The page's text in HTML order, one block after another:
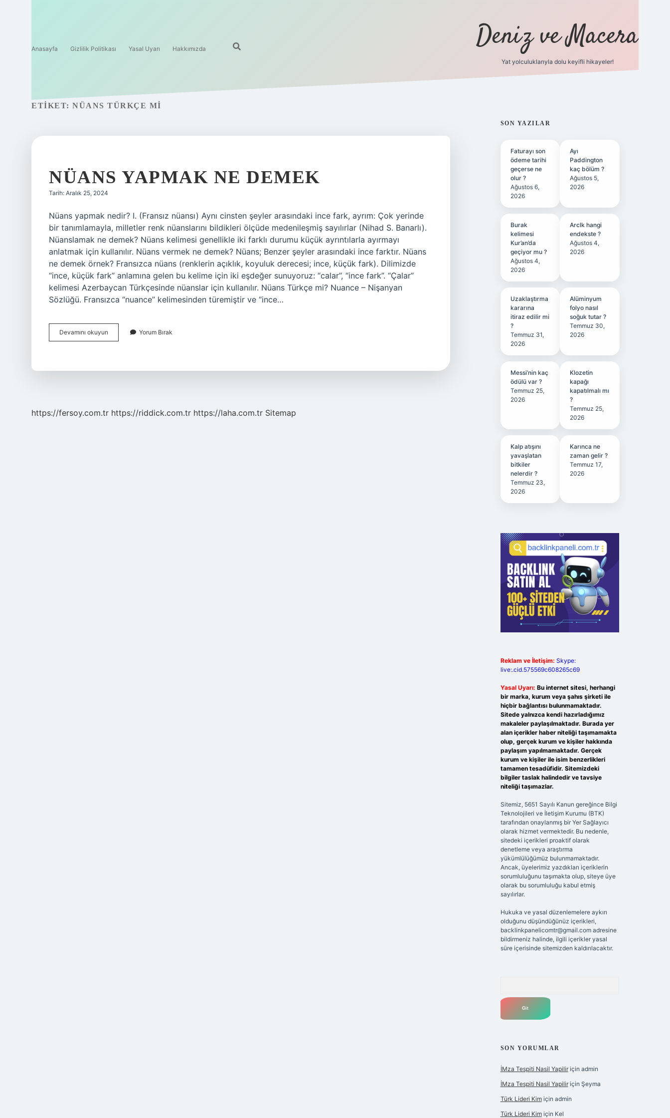
Anasayfa Gizlilik Politikası Yasal Uyarı Hakkımızda Deniz ve Macera
Yat yolculuklarıyla dolu keyifli hikayeler!
ETIKET: NÜANS TÜRKÇE MI
NÜANS YAPMAK NE DEMEK
Tarih: Aralık 25, 2024
Nüans yapmak nedir? I. (Fransız nüansı) Aynı cinsten şeyler arasındaki ince fark, ayrım: Çok yerinde
bir tanımlamayla, milletler renk nüanslarını bildikleri ölçüde medenileşmiş sayılırlar (Nihad S. Banarlı).
Nüanslamak ne demek? Nüans kelimesi genellikle iki farklı durumu küçük ayrıntılarla ayırmayı
anlatmak için kullanılır. Nüans vermek ne demek? Nüans; Benzer şeyler arasındaki ince farktır. Nüans
ne demek örnek? Fransızca nüans (renklerin açıklık, koyuluk derecesi; ince, küçük fark). Dilimizde
“ince, küçük fark” anlamına gelen bu kelime için iki eşdeğer sunuyoruz: “calar”, “ince fark”. “Çalar”
kelimesi Azerbaycan Türkçesinde nüanslar için kullanılır. Nüans Türkçe mi? Nuance – Nişanyan
Sözlüğü. Fransızca “nuance” kelimesinden türemiştir ve “ince…
Devamını okuyun
Yapmak
Yorum Bırak
https://fersoy.com.tr https://riddick.com.tr https://laha.com.tr Sitemap
SIDEBAR
SON YAZILAR
Faturayı son
ödeme tarihi
geçerse ne
olur ?
Ağustos 6,
2026
Ayı
Paddington
kaç bölüm ?
Ağustos 5,
2026
Burak
kelimesi
Kur’an’da
geçiyor mu ?
Ağustos 4,
2026
Arclk hangi
endekste ?
Ağustos 4,
2026
Uzaklaştırma
kararına
itiraz edilir mi
?
Temmuz 31,
2026
Alüminyum
folyo nasıl
soğuk tutar ?
Temmuz 30,
2026
Messi’nin kaç
ödülü var ?
Temmuz 25,
2026
Klozetin
kapağı
kapatılmalı mı
?
Temmuz 25,
2026
Kalp atışını
yavaşlatan
bitkiler
nelerdir ?
Temmuz 23,
2026
Karınca ne
zaman gelir ?
Temmuz 17,
2026
Reklam ve İletişim: Skype:
live:.cid.575569c608265c69
Yasal Uyarı: Bu internet sitesi, herhangi
bir marka, kurum veya şahıs şirketi ile
hiçbir bağlantısı bulunmamaktadır.
Sitede yalnızca kendi hazırladığımız
makaleler paylaşılmaktadır. Burada yer
alan içerikler haber niteliği taşımamakta
olup, gerçek kurum ve kişiler hakkında
paylaşım yapılmamaktadır. Gerçek
kurum ve kişiler ile isim benzerlikleri
tamamen tesadüfidir. Sitemizdeki
bilgiler taslak halindedir ve tavsiye
niteliği taşımazlar.
Sitemiz, 5651 Sayılı Kanun gereğince Bilgi
Teknolojileri ve İletişim Kurumu (BTK)
tarafından onaylanmış bir Yer Sağlayıcı
olarak hizmet vermektedir. Bu nedenle,
sitedeki içerikleri proaktif olarak
denetleme veya araştırma
yükümlülüğümüz bulunmamaktadır.
Ancak, üyelerimiz yazdıkları içeriklerin
sorumluluğunu taşımakta olup, siteye üye
olarak bu sorumluluğu kabul etmiş
sayılırlar.
Hukuka ve yasal düzenlemelere aykırı
olduğunu düşündüğünüz içerikleri,
backlinkpanelicomtr@gmail.comadresine
bildirmeniz halinde, ilgili içerikler yasal
süre içerisinde sitemizden kaldırılacaktır.
SON YORUMLAR
İMza Tespiti Nasil Yapiliriçin admin
İMza Tespiti Nasil Yapiliriçin Şeyma
Türk Lideri Kimiçin admin
Türk Lideri Kimiçin Kel